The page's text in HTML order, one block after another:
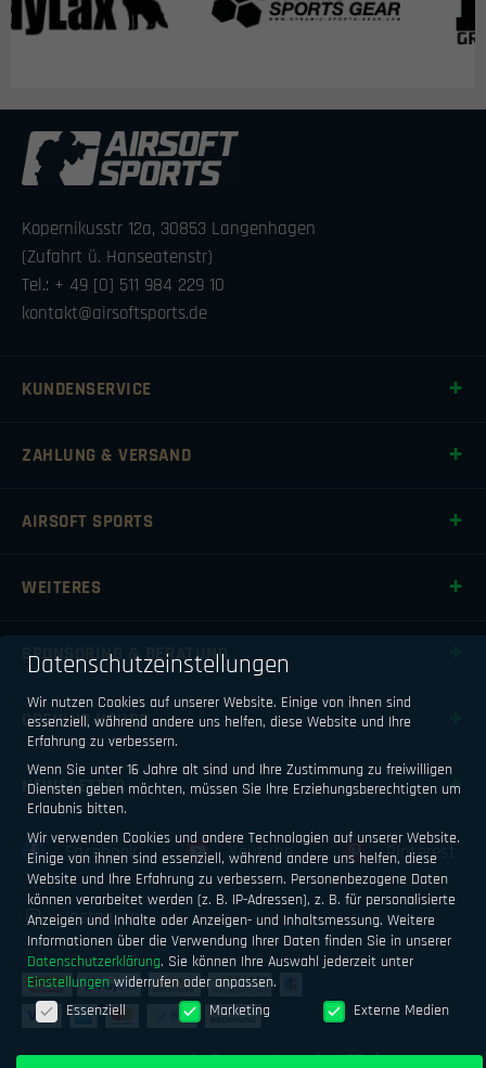
Kopernikusstr 12a, 30853 Langenhagen
(Zufahrt ü. Hanseatenstr)
Tel.: + 49 [0] 511 984 229 10
kontakt@airsoftsports.de
KUNDENSERVICE
ZAHLUNG & VERSAND
AIRSOFT SPORTS
WEITERES
SPONSORING & BERATUNG
OPENING HOURS
NEWSLETTER
Facebook Youtube Pinterest
Instagram
Impressum Datenschutz AGB
Datenschutzeinstellungen
Wir nutzen Cookies auf unserer Website. Einige von ihnen sind
essenziell, während andere uns helfen, diese Website und Ihre
Erfahrung zu verbessern.
Wenn Sie unter 16 Jahre alt sind und Ihre Zustimmung zu freiwilligen
Diensten geben möchten, müssen Sie Ihre Erziehungsberechtigten um
Erlaubnis bitten.
Wir verwenden Cookies und andere Technologien auf unserer Website.
Einige von ihnen sind essenziell, während andere uns helfen, diese
Website und Ihre Erfahrung zu verbessern. Personenbezogene Daten
können verarbeitet werden (z. B. IP-Adressen), z. B. für personalisierte
Anzeigen und Inhalte oder Anzeigen- und Inhaltsmessung. Weitere
Informationen über die Verwendung Ihrer Daten finden Sie in unserer
Datenschutzerklärung. Sie können Ihre Auswahl jederzeit unter
Einstellungen widerrufen oder anpassen.
Datenschutzeinstellungen
Essenziell Marketing Externe Medien